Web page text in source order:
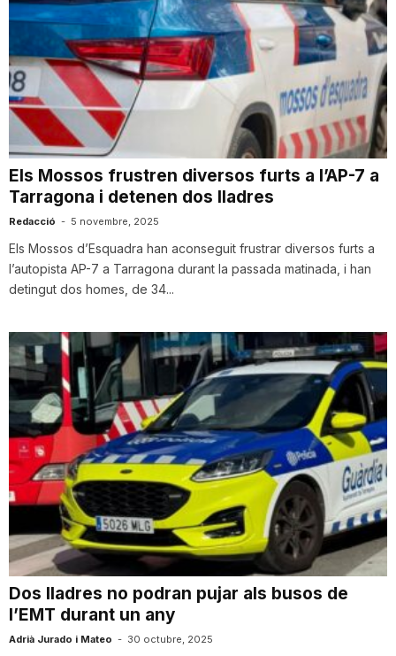
e
a
r
r
g
o
n
a
Els Mossos frustren diversos furts a l’AP-7 a
Tarragona i detenen dos lladres
Redacció - 5 novembre, 2025
Els Mossos d’Esquadra han aconseguit frustrar diversos furts a
l’autopista AP-7 a Tarragona durant la passada matinada, i han
detingut dos homes, de 34...
Dos lladres no podran pujar als busos de
l’EMT durant un any
Adrià Jurado i Mateo - 30 octubre, 2025